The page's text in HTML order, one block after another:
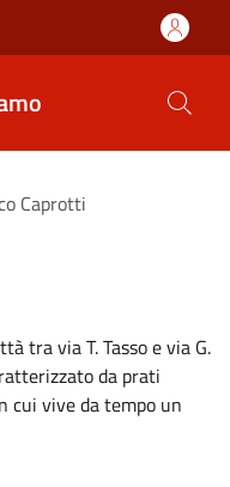
Caprotti
tra via T. Tasso e via G.
da prati
cui vive da tempo un